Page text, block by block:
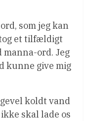
som jeg kan
tog et tilfældigt
ord. Jeg
kunne give mig
koldt vand
skal lade os